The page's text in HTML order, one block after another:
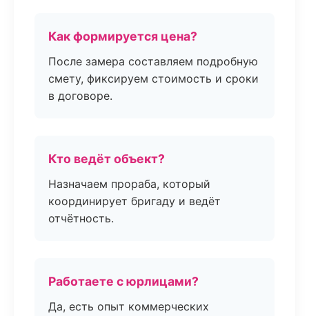
Как формируется цена?
После замера составляем подробную
смету, фиксируем стоимость и сроки
в договоре.
Кто ведёт объект?
Назначаем прораба, который
координирует бригаду и ведёт
отчётность.
Работаете с юрлицами?
Да, есть опыт коммерческих